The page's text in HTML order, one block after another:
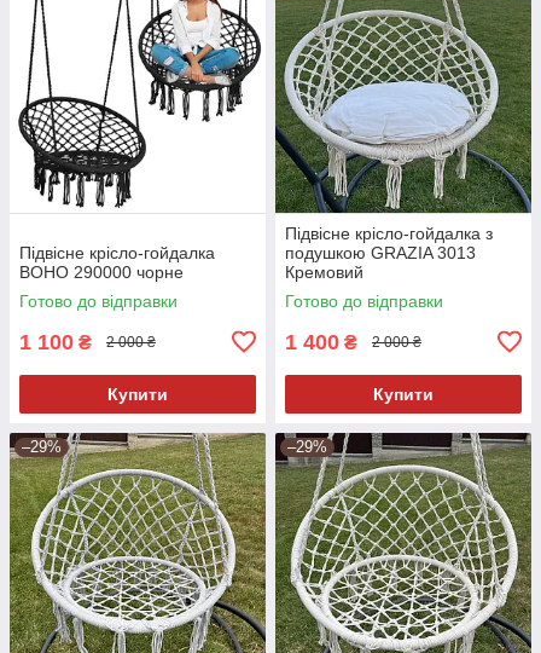
Підвісне крісло-гойдалка
BOHO 290000 чорне
Готово до відправки
1 100 ₴ 2 000 ₴
Купити
Підвісне крісло-гойдалка з
подушкою GRAZIA 3013
Кремовий
Готово до відправки
1 400 ₴ 2 000 ₴
Купити
–29% –29%